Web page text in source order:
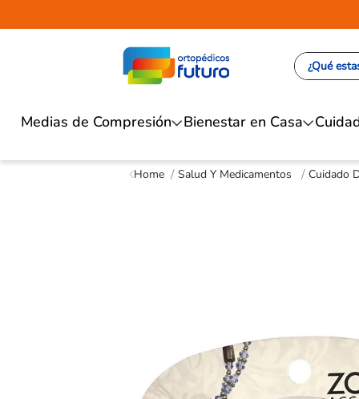
¿Qué
Medias de Compresión Bienestar en Casa
Salud Y Medicamentos Cuidado